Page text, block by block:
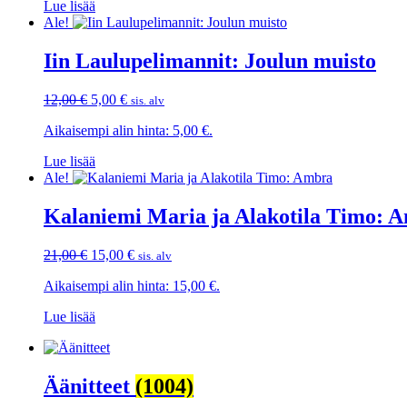
Lue lisää
Ale!
Iin Laulupelimannit: Joulun muisto
12,00€ Alkuperäinen
oli:
5,00 €Nykyinen
on:
sis. alv
Aikaisempi alin hinta: 5,00 €.
Lue lisää
Ale!
Kalaniemi Maria ja Alakotila Timo:
21,00€ Alkuperäinen
oli:
15,00 €Nykyinen
on:
sis. alv
Aikaisempi alin hinta: 15,00 €.
Lue lisää
Äänitteet (1004)